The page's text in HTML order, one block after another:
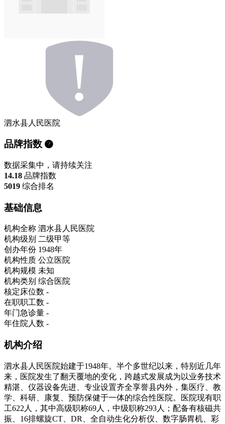
泗水县人民医院
品牌指数
数据采集中，请持续关注
14.18 品牌指数
5019 综合排名
基础信息
机构全称 泗水县人民医院
机构级别 二级甲等
创办年份 1948年
机构性质 公立医院
机构规模 未知
机构类别 综合医院
核定床位数 -
在职职工数 -
年门急诊量 -
年住院人数 -
机构介绍
泗水县人民医院始建于1948年。半个多世纪以来，特别近几年
来，医院发生了翻天覆地的变化，跨越式发展成为以业务技术
精湛、仪器设备先进、专业设置齐全享誉县内外，集医疗、教
学、科研、康复、预防保健于一体的综合性医院。医院现有职
工622人，其中高级职称69人，中级职称293人；配备有核磁共
振、16排螺旋CT、DR、全自动生化分析仪、数字肠胃机、彩